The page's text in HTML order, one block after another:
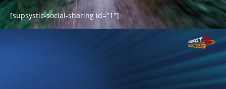
[supsystic-social-sharing id="1"]